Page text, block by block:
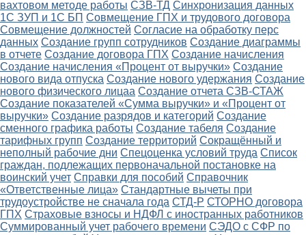
вахтовом методе работы СЗВ-ТД Синхронизация данных
1С ЗУП и 1С БП Совмещение ГПХ и трудового договора
Совмещение должностей Согласие на обработку перс
данных Создание групп сотрудников Создание диаграммы
в отчете Создание договора ГПХ Создание начисления
Создание начисления «Процент от выручки» Создание
нового вида отпуска Создание нового удержания Создание
нового физического лицаа Создание отчета СЗВ-СТАЖ
Создание показателей «Сумма выручки» и «Процент от
выручки» Создание разрядов и категорий Создание
сменного графика работы Создание табеля Создание
тарифных групп Создание территорий Сокращённый и
неполный рабочие дни Спецоценка условий труда Список
граждан, подлежащих первоначальной постановке на
воинский учет Справки для пособий Справочник
«Ответственные лица» Стандартные вычеты при
трудоустройстве не сначала года СТД-Р СТОРНО договора
ГПХ Страховые взносы и НДФЛ с иностранных работников
Суммированный учет рабочего времени СЭДО с СФР по